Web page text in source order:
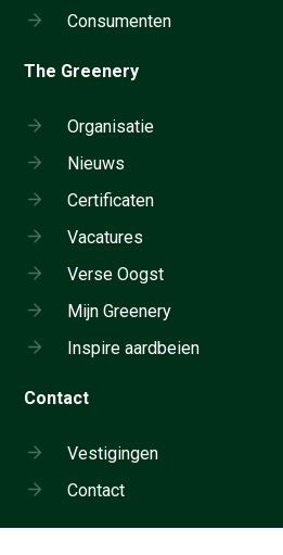
Consumenten
The Greenery
Organisatie
Nieuws
Certificaten
Vacatures
Verse Oogst
Mijn Greenery
Inspire aardbeien
Contact
Vestigingen
Contact